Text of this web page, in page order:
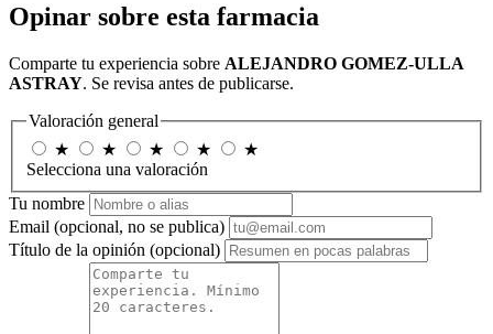
Opinar sobre esta farmacia
Comparte tu experiencia sobre ALEJANDRO GOMEZ-ULLA
ASTRAY. Se revisa antes de publicarse.
Valoración general
★
★ ★ ★
★
Selecciona una valoración
Tu nombre
Email (opcional, no se publica)
Título de la opinión (opcional)